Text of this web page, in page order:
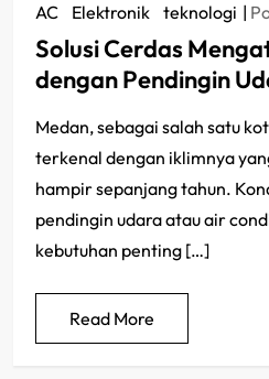
AC Elektronik teknologi
Solusi Cerdas
dengan Pendingin
Medan, sebagai salah satu
terkenal dengan iklimnya
hampir sepanjang tahun.
pendingin udara atau air
kebutuhan penting […]
Read More